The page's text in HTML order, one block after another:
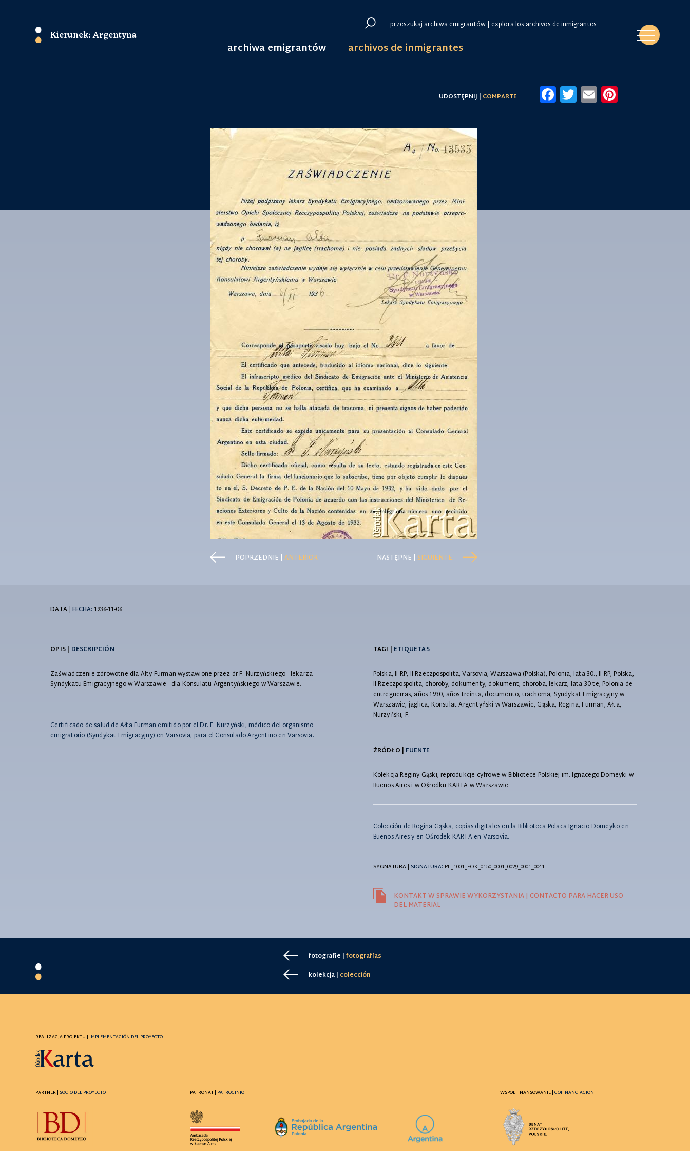
Kierunek: Argentyna
archiwa emigrantów archivos de inmigrantes
UDOSTĘPNIJ | COMPARTE Facebook
Twitter
Email
POPRZEDNIE | ANTERIOR NASTĘPNE | SIGUIENTE
DATA|FECHA: 1936-11-06
OPIS | DESCRIPCIÓN
Zaświadczenie zdrowotne dla Ałty Furman wystawione przez dr F. Nurzyńskiego - lekarza
Syndykatu Emigracyjnego w Warszawie - dla Konsulatu Argentyńskiego w Warszawie.
Certificado de salud de Ałta Furman emitido por el Dr. F. Nurzyński, médico del organismo
emigratorio (Syndykat Emigracyjny) en Varsovia, para el Consulado Argentino en Varsovia.
TAGI | ETIQUETAS
Polska, II RP, II Rzeczpospolita, Varsovia, Warszawa (Polska), Polonia, lata 30., II RP, Polska,
II Rzeczpospolita, choroby, dokumenty, dokument, choroba, lekarz, lata 30-te, Polonia de
entreguerras, años 1930, años treinta, documento, trachoma, Syndykat Emigracyjny w
Warszawie, jaglica, Konsulat Argentyński w Warszawie, Gąska, Regina, Furman, Ałta,
Nurzyński, F.
ŹRÓDŁO | FUENTE
Kolekcja Reginy Gąski, reprodukcje cyfrowe w Bibliotece Polskiej im. Ignacego Domeyki w
Buenos Aires i w Ośrodku KARTA w Warszawie
Colección de Regina Gąska, copias digitales en la Biblioteca Polaca Ignacio Domeyko en
Buenos Aires y en Ośrodek KARTA en Varsovia.
SYGNATURA| SIGNATURA: PL_1001_FOK_0150_0001_0029_0001_0041
KONTAKT W SPRAWIE WYKORZYSTANIA | CONTACTO PARA HACER USO
DEL MATERIAL
fotografie |fotografías
kolekcja | colección
REALIZACJA PROJEKTU | IMPLEMENTACIÓN DEL PROYECTO
PARTNER | SOCIO DEL PROYECTO PATRONAT | PATROCINIO WSPÓŁFINANSOWANIE |COFINANCIACIÓN